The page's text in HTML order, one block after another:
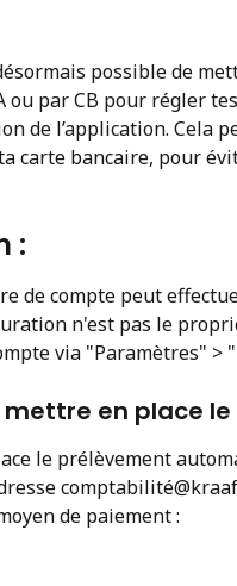
possible de
ou par CB pour régler
de l’application. Cela
carte bancaire, pour
:
de compte peut
n'est pas le
via "Paramètres" >
mettre en place
le prélèvement
de paiement :